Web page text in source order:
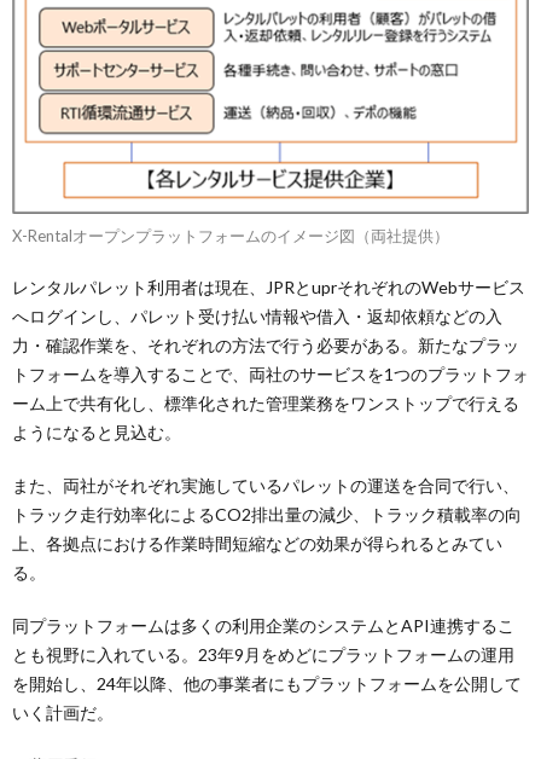
X-Rentalオープンプラットフォームのイメージ図（両社提供）
レンタルパレット利用者は現在、JPRとuprそれぞれのWebサービス
へログインし、パレット受け払い情報や借入・返却依頼などの入
力・確認作業を、それぞれの方法で行う必要がある。新たなプラッ
トフォームを導入することで、両社のサービスを1つのプラットフォ
ーム上で共有化し、標準化された管理業務をワンストップで行える
ようになると見込む。
また、両社がそれぞれ実施しているパレットの運送を合同で行い、
トラック走行効率化によるCO2排出量の減少、トラック積載率の向
上、各拠点における作業時間短縮などの効果が得られるとみてい
る。
同プラットフォームは多くの利用企業のシステムとAPI連携するこ
とも視野に入れている。23年9月をめどにプラットフォームの運用
を開始し、24年以降、他の事業者にもプラットフォームを公開して
いく計画だ。